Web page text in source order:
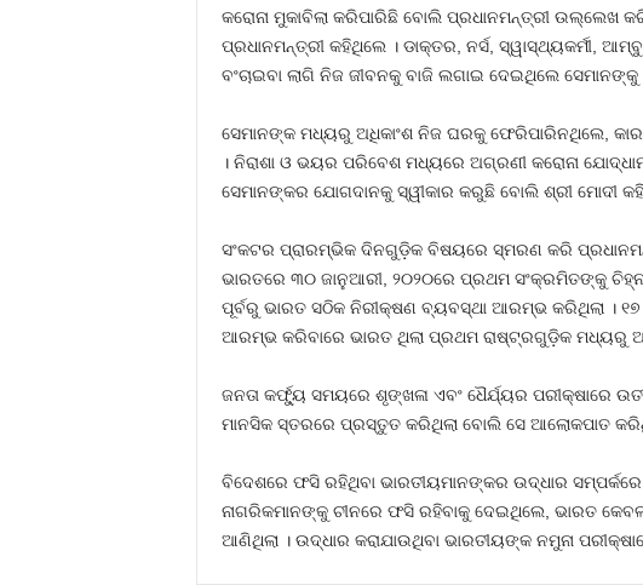
କରୋନା ମୁକାବିଲା କରିପାରିଛି ବୋଲି ପ୍ରଧାନମନ୍ତ୍ରୀ ଉଲ୍ଲେଖ
ପ୍ରଧାନମନ୍ତ୍ରୀ କହିଥିଲେ । ଡାକ୍ତର, ନର୍ସ, ସ୍ୱାସ୍ଥ୍ୟକର୍ମୀ,
ବଂଚାଇବା ଲାଗି ନିଜ ଜୀବନକୁ ବାଜି ଲଗାଇ ଦେଇଥିଲେ
ସେମାନଙ୍କ ମଧ୍ୟରୁ ଅଧିକାଂଶ ନିଜ ଘରକୁ ଫେରିପାରିନଥିଲେ,
। ନିରାଶା ଓ ଭୟର ପରିବେଶ ମଧ୍ୟରେ ଅଗ୍ରଣୀ କରୋନା
ସେମାନଙ୍କର ଯୋଗଦାନକୁ ସ୍ୱୀକାର କରୁଛି ବୋଲି ଶ୍ରୀ ମୋଦୀ
ସଂକଟର ପ୍ରାରମ୍ଭିକ ଦିନଗୁଡ଼ିକ ବିଷୟରେ ସ୍ମରଣ କରି
ଭାରତରେ ୩୦ ଜାନୁଆରୀ, ୨୦୨୦ରେ ପ୍ରଥମ ସଂକ୍ରମିତଙ୍କୁ
ପୂର୍ବରୁ ଭାରତ ସଠିକ ନିରୀକ୍ଷଣ ବ୍ୟବସ୍ଥା ଆରମ୍ଭ କରିଥିଲା । ୧୭
ଆରମ୍ଭ କରିବାରେ ଭାରତ ଥିଲା ପ୍ରଥମ ରାଷ୍ଟ୍ରଗୁଡ଼ିକ ମଧ୍ୟରୁ
ଜନତା କର୍ଫ୍ୟୁ ସମୟରେ ଶୃଙ୍ଖଳା ଏବଂ ଧୈର୍ଯ୍ୟର ପରୀକ୍ଷାରେ
ମାନସିକ ସ୍ତରରେ ପ୍ରସ୍ତୁତ କରିଥିଲା ବୋଲି ସେ ଆଲୋକପାତ
ବିଦେଶରେ ଫସି ରହିଥିବା ଭାରତୀୟମାନଙ୍କର ଉଦ୍ଧାର
ନାଗରିକମାନଙ୍କୁ ଚୀନରେ ଫସି ରହିବାକୁ ଦେଇଥିଲେ, ଭାରତ
ଆଣିଥିଲା । ଉଦ୍ଧାର କରାଯାଉଥିବା ଭାରତୀୟଙ୍କ ନମୁନା